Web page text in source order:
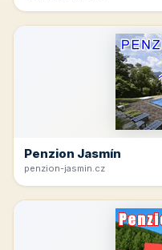
Penzion Jasmín
penzion-jasmin.cz